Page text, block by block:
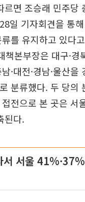
르면 조승래 민주당
일 기자회견을 통
를 유지하고 있다
책본부장은 대구·경
남·대전·경남·울산
분류했다. 두 당의
전으로 본 곳은 서
된다.
서 서울